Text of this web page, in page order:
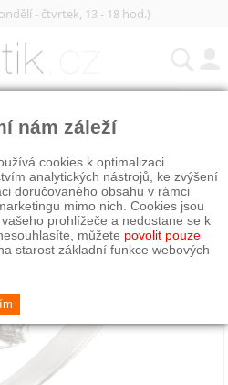
- čtvrtek, 13 - 18 hod.)
nám záleží
cookies k optimalizaci
analytických nástrojů, ke zvýšení
doručovaného obsahu v rámci
mimo nich. Cookies jsou
prohlížeče a nedostane se k
můžete povolit pouze
starost základní funkce webových